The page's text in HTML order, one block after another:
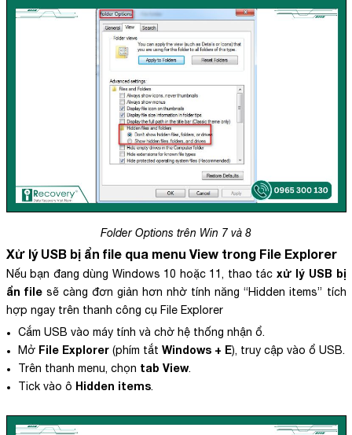
Folder Options trên Win 7 và 8
Xử lý USB bị ẩn filequa menu View trong File Explorer
Nếu bạn đang dùng Windows 10 hoặc 11, thao tác xử lý USB bị
ẩn filesẽ càng đơn giản hơn nhờ tính năng “Hidden items” tích
hợp ngay trên thanh công cụ File Explorer
Cắm USB vào máy tính và chờ hệ thống nhận ổ.
Mở File Explorer(phím tắt Windows + E), truy cập vào ổ USB.
Trên thanh menu, chọn tab View.
Tick vào ô Hidden items.